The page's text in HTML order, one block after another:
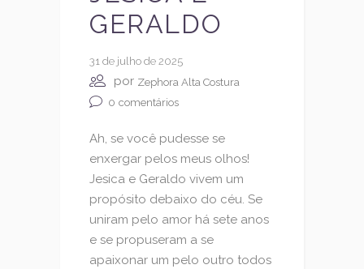
GERALDO
31 de julho de 2025
por Zephora Alta Costura
0 comentários
Ah, se você pudesse se
enxergar pelos meus olhos!
Jesica e Geraldo vivem um
propósito debaixo do céu. Se
uniram pelo amor há sete anos
e se propuseram a se
apaixonar um pelo outro todos